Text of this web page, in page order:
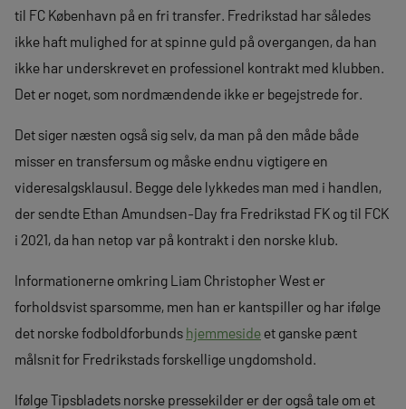
til FC København på en fri transfer. Fredrikstad har således
ikke haft mulighed for at spinne guld på overgangen, da han
ikke har underskrevet en professionel kontrakt med klubben.
Det er noget, som nordmændende ikke er begejstrede for.
Det siger næsten også sig selv, da man på den måde både
misser en transfersum og måske endnu vigtigere en
videresalgsklausul. Begge dele lykkedes man med i handlen,
der sendte Ethan Amundsen-Day fra Fredrikstad FK og til FCK
i 2021, da han netop var på kontrakt i den norske klub.
Informationerne omkring Liam Christopher West er
forholdsvist sparsomme, men han er kantspiller og har ifølge
det norske fodboldforbunds hjemmeside et ganske pænt
målsnit for Fredrikstads forskellige ungdomshold.
Ifølge Tipsbladets norske pressekilder er der også tale om et